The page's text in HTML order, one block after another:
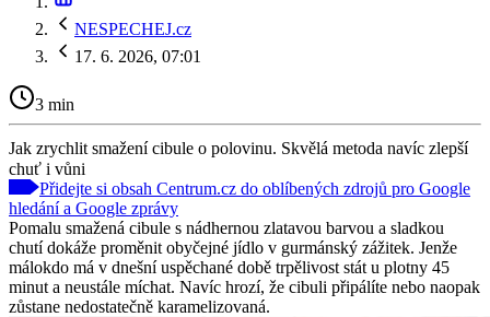
NESPECHEJ.cz
17. 6. 2026, 07:01
3 min
Jak zrychlit smažení cibule o polovinu. Skvělá metoda navíc zlepší
chuť i vůni
Přidejte si obsah Centrum.cz do oblíbených zdrojů pro Google
hledání a Google zprávy
Pomalu smažená cibule s nádhernou zlatavou barvou a sladkou
chutí dokáže proměnit obyčejné jídlo v gurmánský zážitek. Jenže
málokdo má v dnešní uspěchané době trpělivost stát u plotny 45
minut a neustále míchat. Navíc hrozí, že cibuli připálíte nebo naopak
zůstane nedostatečně karamelizovaná.